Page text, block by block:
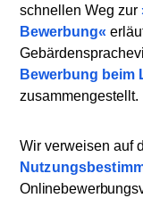
schnellen Weg zur
Bewerbung
Bewerbung beim
zusammengestellt.
Wir verweisen auf